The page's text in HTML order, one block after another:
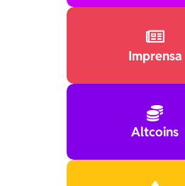

Imprensa

Altcoins